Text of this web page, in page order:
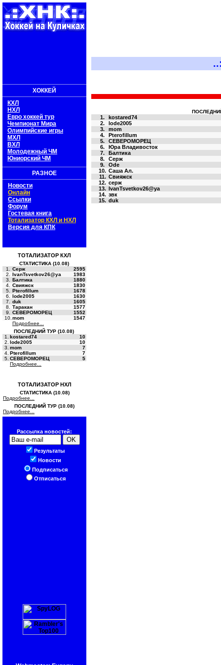
ХОККЕЙ
КХЛ
НХЛ
Евро хоккей тур
Чемпионат Мира
Олимпийские игры
МХЛ
ВХЛ
Молодежный ЧМ
Юниорский ЧМ
РАЗНОЕ
Новости
Онлайн
Ссылки
Форум
Гостевая книга
Тотализатор КХЛ и НХЛ
Версия для КПК
ТОТАЛИЗАТОР КХЛ
СТАТИСТИКА (10.08)
1.
Серж
2595
2.
IvanTsvetkov26@ya
1983
3.
Балтика
1880
4.
Свияжск
1830
5.
Pterofillum
1678
6.
lode2005
1630
7.
duk
1605
8.
Таракан
1577
9.
СЕВЕРОМОРЕЦ
1552
10. mom
1547
Подробнее...
ПОСЛЕДНИЙ ТУР (10.08)
1.
kostared74
10
2. lode2005
10
3. mom
7
4. Pterofillum
7
5. СЕВЕРОМОРЕЦ
5
Подробнее...
ТОТАЛИЗАТОР НХЛ
СТАТИСТИКА (10.08)
Подробнее...
ПОСЛЕДНИЙ ТУР (10.08)
Подробнее...
Рассылка новостей:
Результаты
Новости
Подписаться
Отписаться
..::
1.
kostared74
2.
lode2005
3.
mom
4.
Pterofillum
5.
СЕВЕРОМОРЕЦ
6.
Юра Владивосток
7.
Балтика
8.
Серж
9.
Ode
10. Саша Ал.
11. Свияжск
12. серж
13. IvanTsvetkov26@ya
14. звк
15. duk